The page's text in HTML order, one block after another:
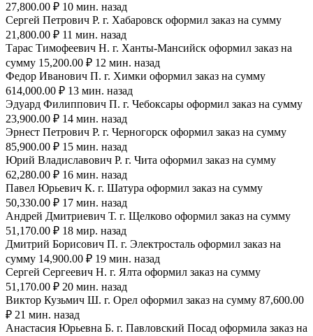
27,800.00 ₽ 10 мин. назад
Сергей Петрович Р. г. Хабаровск оформил заказ на сумму
21,800.00 ₽ 11 мин. назад
Тарас Тимофеевич Н. г. Ханты-Мансийск оформил заказ на
сумму 15,200.00 ₽ 12 мин. назад
Федор Иванович П. г. Химки оформил заказ на сумму
614,000.00 ₽ 13 мин. назад
Эдуард Филиппович П. г. Чебоксары оформил заказ на сумму
23,900.00 ₽ 14 мин. назад
Эрнест Петрович Р. г. Черногорск оформил заказ на сумму
85,900.00 ₽ 15 мин. назад
Юрий Владиславович Р. г. Чита оформил заказ на сумму
62,280.00 ₽ 16 мин. назад
Павел Юрьевич К. г. Шатура оформил заказ на сумму
50,330.00 ₽ 17 мин. назад
Андрей Дмитриевич Т. г. Щелково оформил заказ на сумму
51,170.00 ₽ 18 мир. назад
Дмитрий Борисович П. г. Электросталь оформил заказ на
сумму 14,900.00 ₽ 19 мин. назад
Сергей Сергеевич Н. г. Ялта оформил заказ на сумму
51,170.00 ₽ 20 мин. назад
Виктор Кузьмич Ш. г. Орел оформил заказ на сумму 87,600.00
₽ 21 мин. назад
Анастасия Юрьевна Б. г. Павловский Посад оформила заказ на